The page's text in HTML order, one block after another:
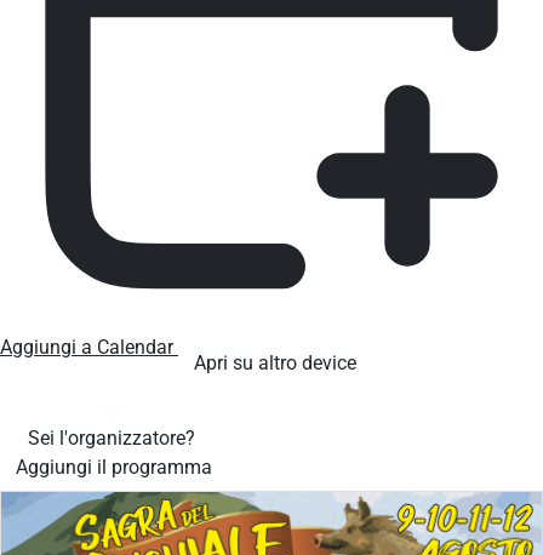
Aggiungi a Calendar
Apri su altro device
Sei l'organizzatore?
Aggiungi il programma